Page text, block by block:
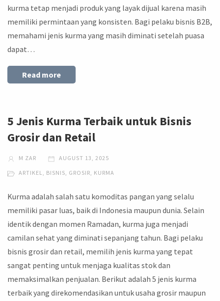
kurma tetap menjadi produk yang layak dijual karena masih
memiliki permintaan yang konsisten. Bagi pelaku bisnis B2B,
memahami jenis kurma yang masih diminati setelah puasa
dapat…
Read more
5 Jenis Kurma Terbaik untuk Bisnis
Grosir dan Retail
M ZAR AUGUST 13, 2025
ARTIKEL, BISNIS, GROSIR, KURMA
Kurma adalah salah satu komoditas pangan yang selalu
memiliki pasar luas, baik di Indonesia maupun dunia. Selain
identik dengan momen Ramadan, kurma juga menjadi
camilan sehat yang diminati sepanjang tahun. Bagi pelaku
bisnis grosir dan retail, memilih jenis kurma yang tepat
sangat penting untuk menjaga kualitas stok dan
memaksimalkan penjualan. Berikut adalah 5 jenis kurma
terbaik yang direkomendasikan untuk usaha grosir maupun